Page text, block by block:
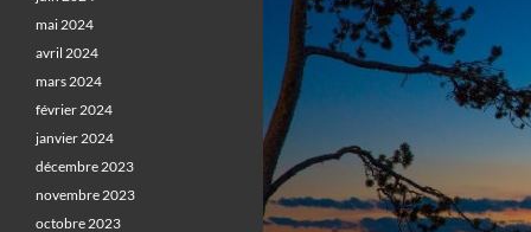
mai 2024
avril 2024
mars 2024
février 2024
janvier 2024
décembre 2023
novembre 2023
octobre 2023